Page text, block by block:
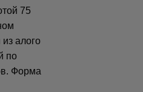
75
алого
по
Форма